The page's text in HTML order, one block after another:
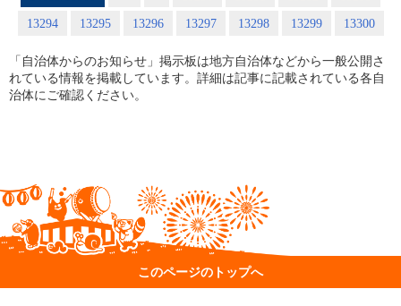
13294
13295 13296 13297 13298 13299 13300
「自治体からのお知らせ」掲示板は地方自治体などから一般公開さ
れている情報を掲載しています。詳細は記事に記載されている各自
治体にご確認ください。
このページのトップへ